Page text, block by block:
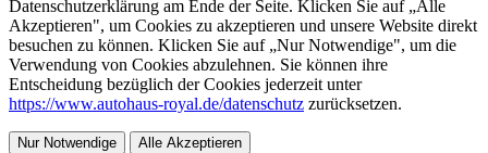
Datenschutzerklärung am Ende der Seite. Klicken Sie auf „Alle
Akzeptieren", um Cookies zu akzeptieren und unsere Website direkt
besuchen zu können. Klicken Sie auf „Nur Notwendige", um die
Verwendung von Cookies abzulehnen. Sie können ihre
Entscheidung bezüglich der Cookies jederzeit unter
https://www.autohaus-royal.de/datenschutz zurücksetzen.
Nur Notwendige Alle Akzeptieren